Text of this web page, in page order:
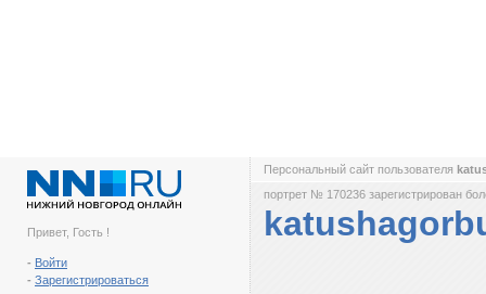
Привет, Гость !
- Войти
- Зарегистрироваться
Персональный сайт пользователя
портрет № 170236 зарегистрирован